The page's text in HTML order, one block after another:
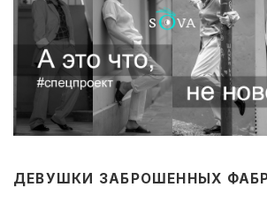
ДЕВУШКИ ЗАБРОШЕННЫХ